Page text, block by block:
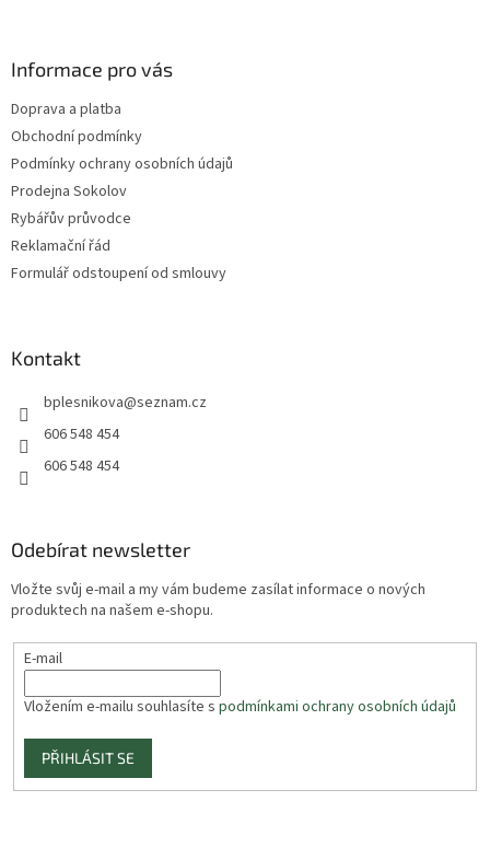
Informace pro vás
Doprava a platba
Obchodní podmínky
Podmínky ochrany osobních údajů
Prodejna Sokolov
Rybářův průvodce
Reklamační řád
Formulář odstoupení od smlouvy
Kontakt
bplesnikova@seznam.cz
606 548 454
606 548 454
Odebírat newsletter
Vložte svůj e-mail a my vám budeme zasílat informace o nových
produktech na našem e-shopu.
E-mail
Vložením e-mailu souhlasíte s podmínkami ochrany osobních údajů
PŘIHLÁSIT SE